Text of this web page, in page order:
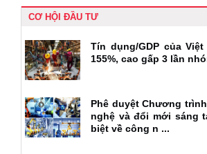
CƠ HỘI ĐẦU TƯ
Tín dụng/GDP của
155%, cao gấp 3 lần
Phê duyệt Chương
nghệ và đổi mới sáng
biệt về công n ...